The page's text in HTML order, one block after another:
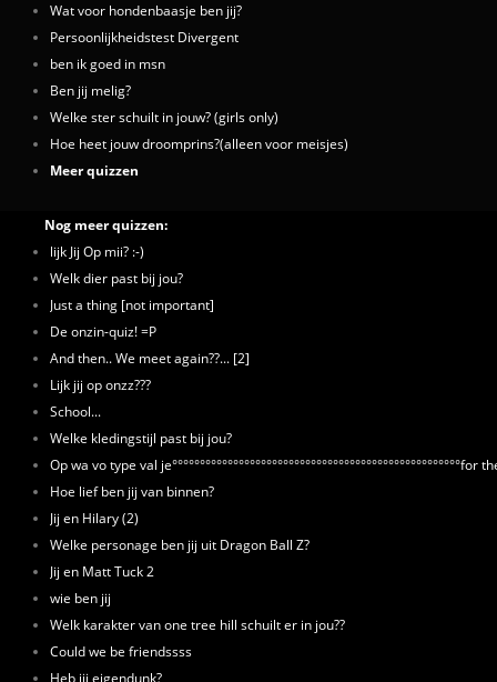
Wat voor hondenbaasje ben jij?
Persoonlijkheidstest Divergent
ben ik goed in msn
Ben jij melig?
Welke ster schuilt in jouw? (girls only)
Hoe heet jouw droomprins?(alleen voor meisjes)
Meer quizzen
Nog meer quizzen:
lijk Jij Op mii? :-)
Welk dier past bij jou?
Just a thing [not important]
De onzin-quiz! =P
And then.. We meet again??... [2]
Lijk jij op onzz???
School...
Welke kledingstijl past bij jou?
Op wa vo type val je°°°°°°°°°°°°°°°°°°°°°°°°°°°°°°°°°°°°°°°°°°°°°°°°°°°°for
Hoe lief ben jij van binnen?
Jij en Hilary (2)
Welke personage ben jij uit Dragon Ball Z?
Jij en Matt Tuck 2
wie ben jij
Welk karakter van one tree hill schuilt er in jou??
Could we be friendssss
Heb jij eigendunk?